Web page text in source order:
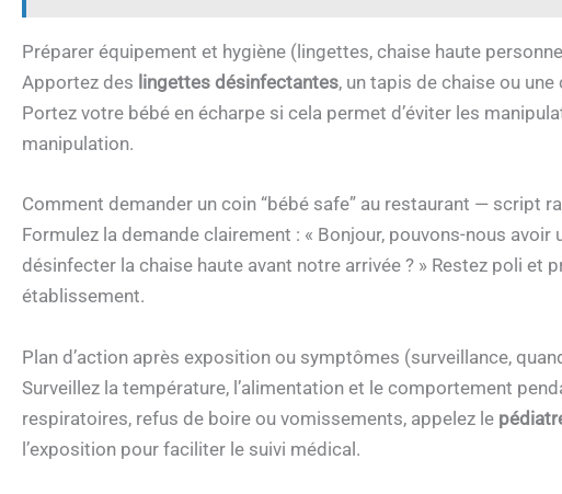
Préparer équipement et hygiène (lingettes, chaise haute
Apportez des lingettes désinfectantes, un tapis de chaise ou
Portez votre bébé en écharpe si cela permet d’éviter les
manipulation.
Comment demander un coin “bébé safe” au restaurant — script
Formulez la demande clairement : « Bonjour, pouvons-nous avoir
désinfecter la chaise haute avant notre arrivée ? » Restez poli et
établissement.
Plan d’action après exposition ou symptômes (surveillance,
Surveillez la température, l’alimentation et le comportement
respiratoires, refus de boire ou vomissements, appelez le
l’exposition pour faciliter le suivi médical.